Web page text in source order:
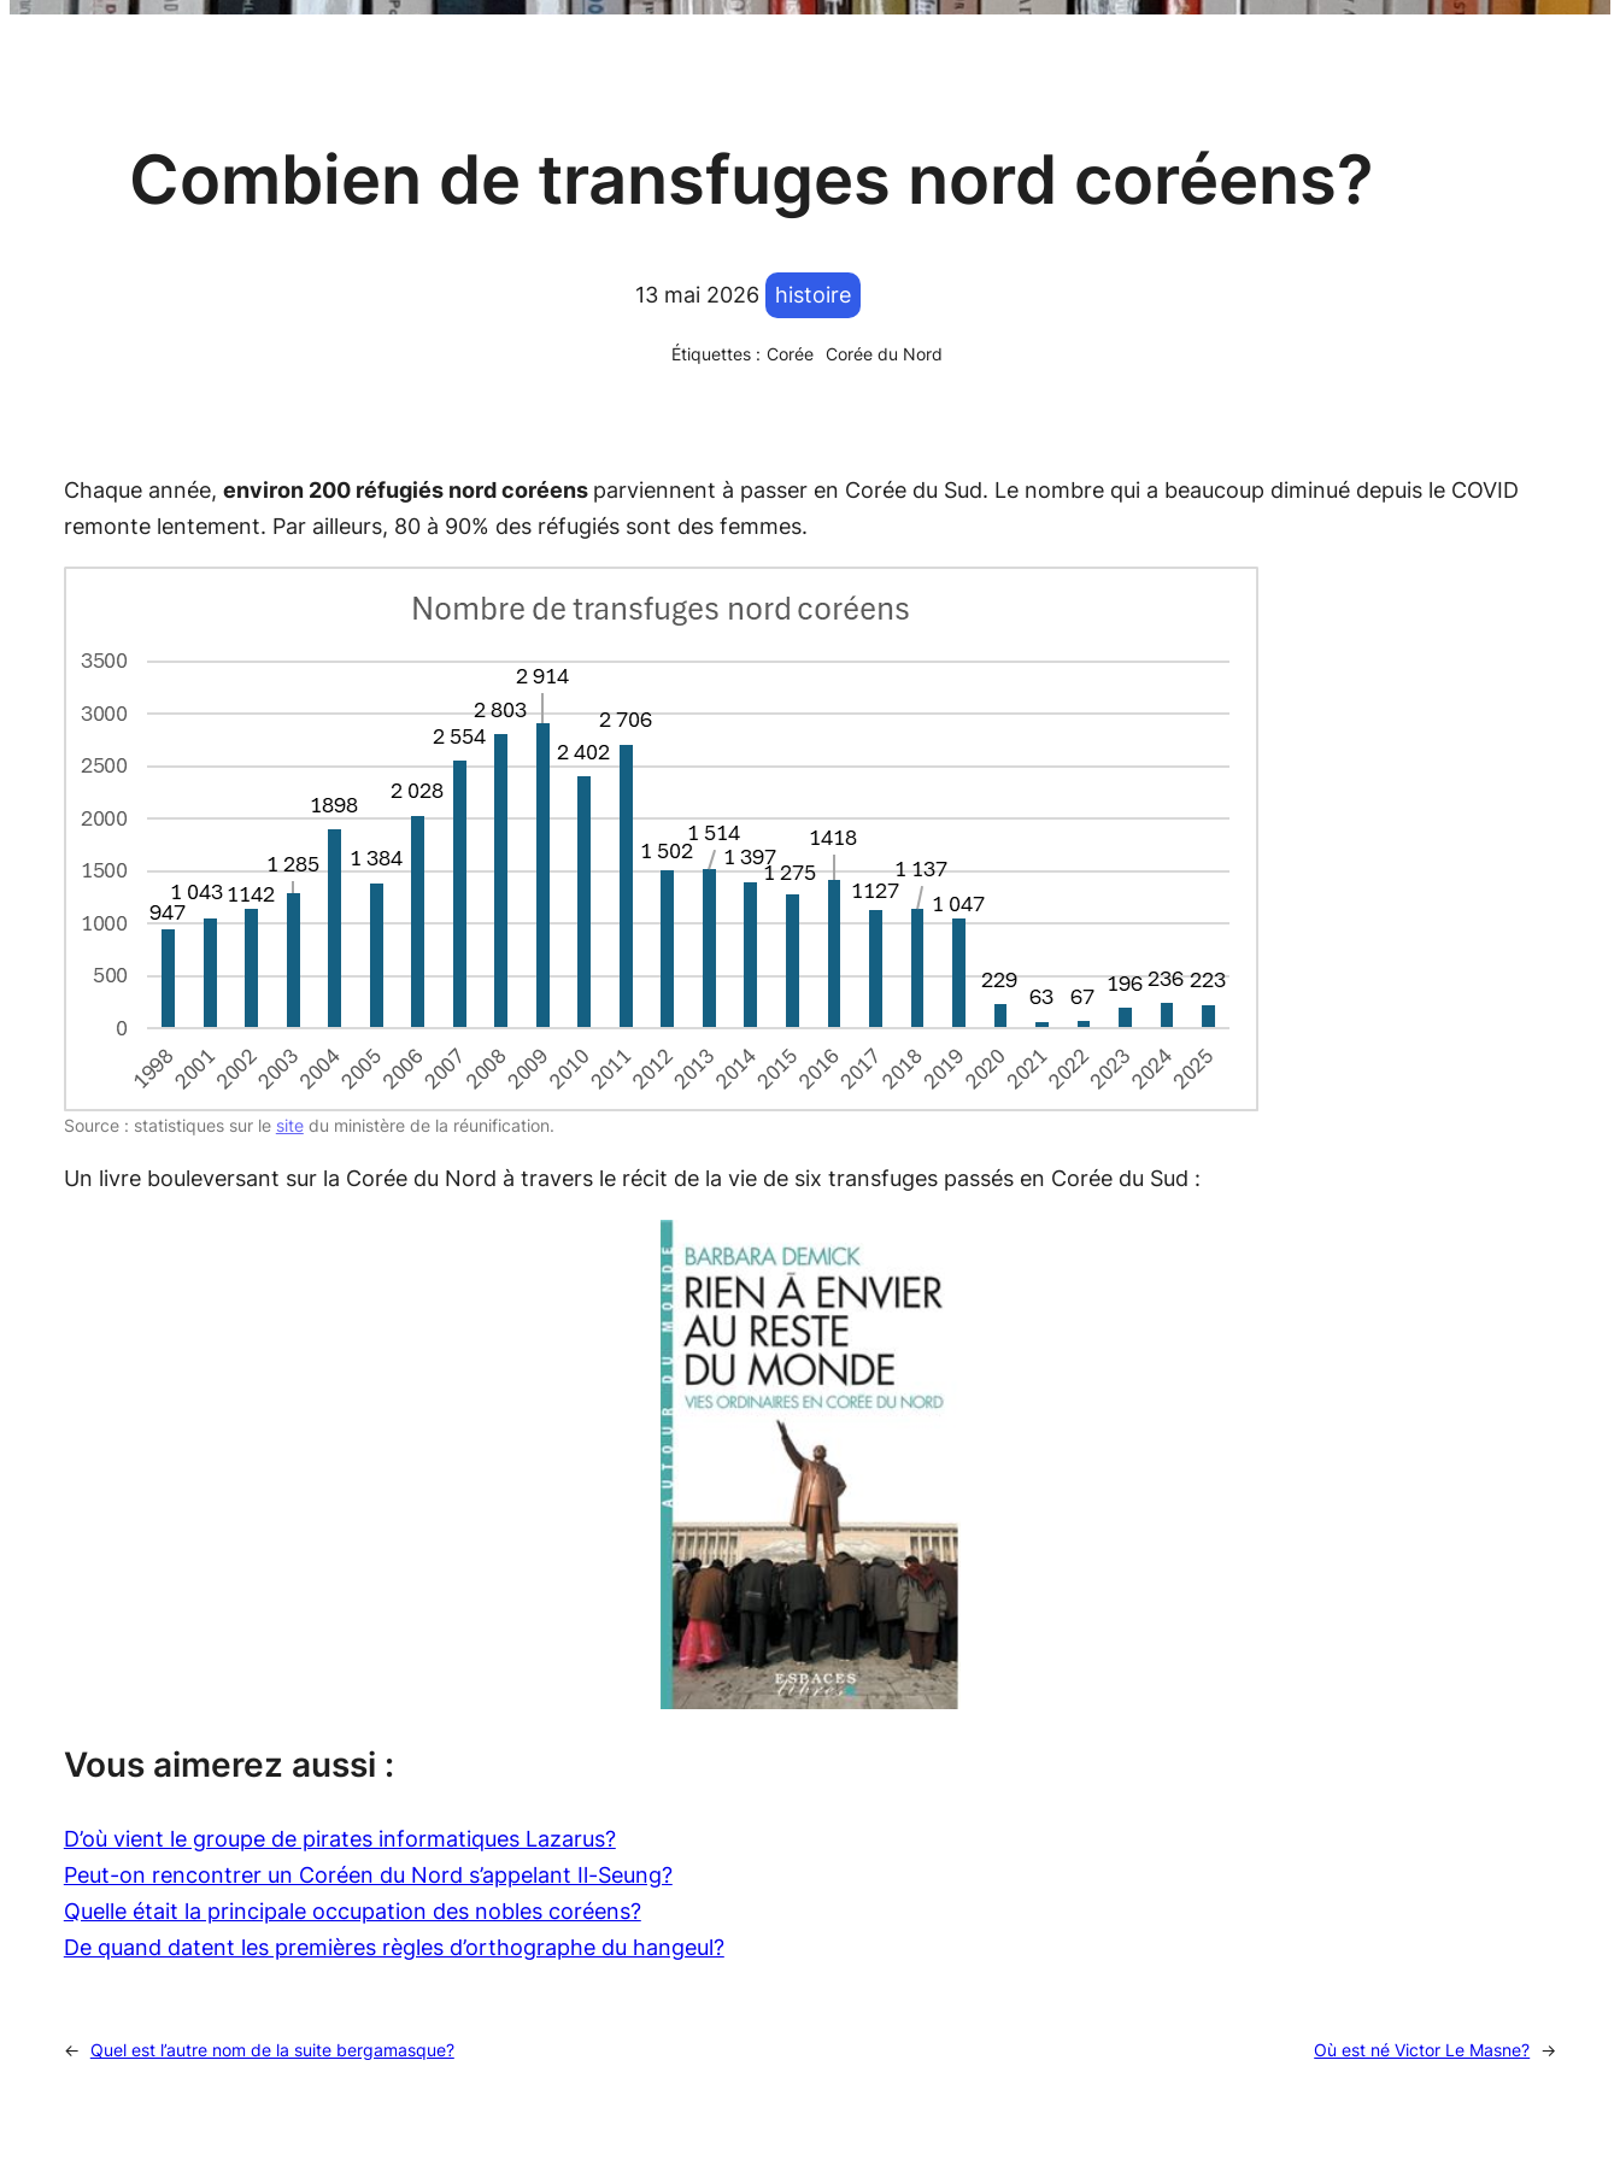
Combien de transfuges nord coréens?
13 mai 2026 histoire
Étiquettes : Corée Corée du Nord
Chaque année, environ 200 réfugiés nord coréens parviennent à passer en Corée du Sud. Le nombre qui a beaucoup diminué depuis le COVID
remonte lentement. Par ailleurs, 80 à 90% des réfugiés sont des femmes.
Source : statistiques sur le sitedu ministère de la réunification.
Un livre bouleversant sur la Corée du Nord à travers le récit de la vie de six transfuges passés en Corée du Sud :
Vous aimerez aussi :
D’où vient le groupe de pirates informatiques Lazarus?
Peut-on rencontrer un Coréen du Nord s’appelant Il-Seung?
Quelle était la principale occupation des nobles coréens?
De quand datent les premières règles d’orthographe du hangeul?
← Quel est l’autre nom de la suite bergamasque? Où est né Victor Le Masne? →